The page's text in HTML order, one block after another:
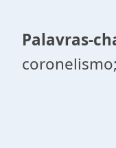
Palavras-